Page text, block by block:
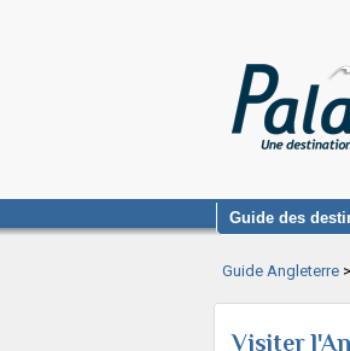
Guide des
Guide Angleterre
Visiter